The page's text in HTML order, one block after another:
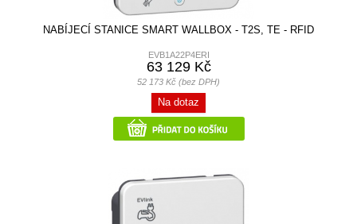
NABÍJECÍ STANICE SMART WALLBOX - T2S, TE - RFID
EVB1A22P4ERI
63 129 Kč
52 173 Kč (bez DPH)
Na dotaz